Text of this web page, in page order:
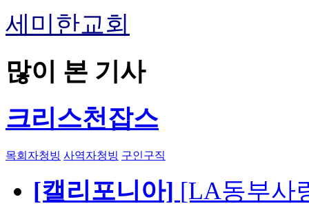
세미한교회
많이 본 기사
크리스천잡스
목회자청빙 사역자청빙 구인구직
[캘리포니아] [LA동부사